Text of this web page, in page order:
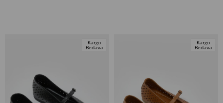
Kargo
Bedava
Kargo
Bedava